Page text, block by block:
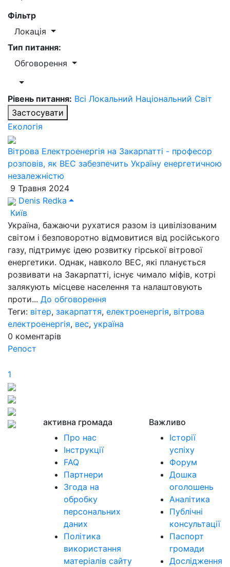
Фільтр
Локація
Тип питання:
Обговорення
Рівень питання: Всі Локальний Національний Світ
Застосувати
Екологія
Вітрова Електроенергія на Закарпатті - професор
розповів, як ВЕС забезпечить Україну енергетичною
незалежністю
9 Травня 2024
Denis Redka
Київ
Україна, бажаючи рухатися разом із цивілізованим
світом і безповоротно відмовитися від російського
газу, підтримує ідею розвитку гірської вітрової
енергетики. Однак, навколо ВЕС, які планується
розвивати на Закарпатті, існує чимало міфів, котрі
залякують місцеве населення та налаштовують
проти... До обговорення
Теги: вітер, закарпаття, електроенергія, вітрова
електроенергія, вес, україна
0 коментарів
Репост
1
активна громада
Про нас
Інструкції
FAQ
Партнери
Згода на
обробку
персональних
даних
Політика
використання
матеріалів сайту
Важливо
Історії
успіху
Форум
Дошка
оголошень
Аналітика
Публічні
консультації
Паспорт
громади
Дослідження